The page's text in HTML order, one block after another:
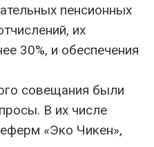
пенсионных
их
30%, и обеспечения
совещания были
В их числе
«Эко Чикен»,